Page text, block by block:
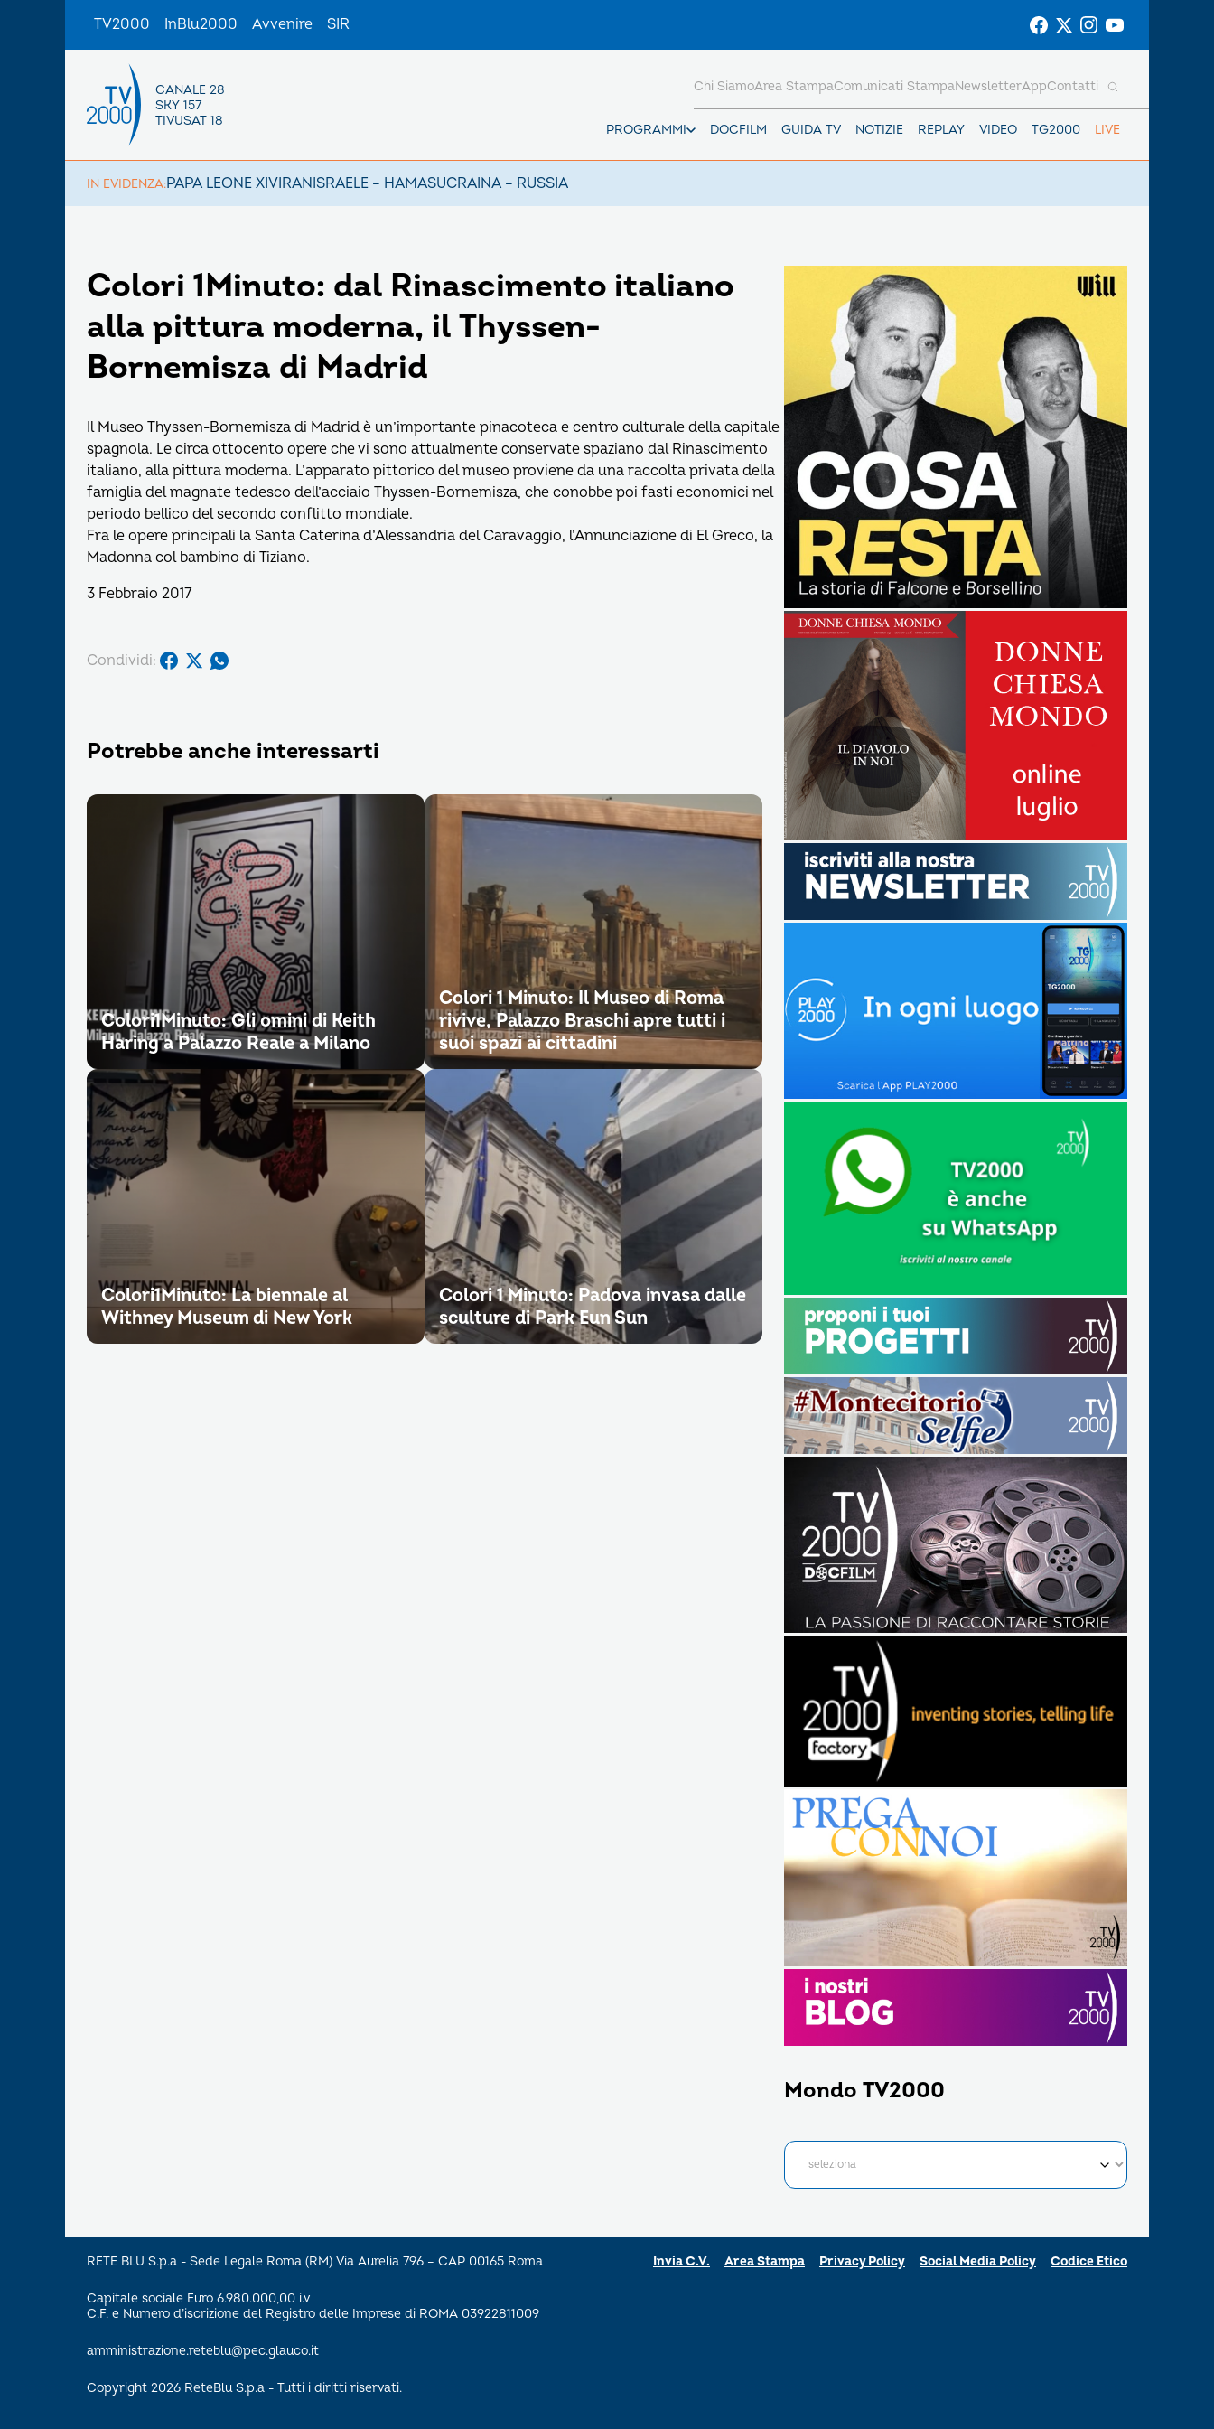
TV2000 InBlu2000 Avvenire SIR
CANALE 28
SKY 157
TIVUSAT 18
PROGRAMMI DOCFILM GUIDA TV NOTIZIE REPLAY VIDEO TG2000 LIVE
Chi SiamoArea StampaComunicati StampaNewsletterAppContatti
IN EVIDENZA:PAPA LEONE XIVIRANISRAELE – HAMASUCRAINA – RUSSIA
Colori 1Minuto: dal Rinascimento italiano
alla pittura moderna, il Thyssen-
Bornemisza di Madrid
Il Museo Thyssen-Bornemisza di Madrid è un’importante pinacoteca e centro culturale della capitale
spagnola. Le circa ottocento opere che vi sono attualmente conservate spaziano dal Rinascimento
italiano, alla pittura moderna. L’apparato pittorico del museo proviene da una raccolta privata della
famiglia del magnate tedesco dell’acciaio Thyssen-Bornemisza, che conobbe poi fasti economici nel
periodo bellico del secondo conflitto mondiale.
Fra le opere principali la Santa Caterina d’Alessandria del Caravaggio, l’Annunciazione di El Greco, la
Madonna col bambino di Tiziano.
3 Febbraio 2017
Condividi:
Potrebbe anche interessarti
Colori1Minuto: Gli omini di Keith
Haring a Palazzo Reale a Milano
Colori 1 Minuto: Il Museo di Roma
rivive, Palazzo Braschi apre tutti i
suoi spazi ai cittadini
Colori1Minuto: La biennale al
Withney Museum di New York
Colori 1 Minuto: Padova invasa dalle
sculture di Park Eun Sun
Mondo TV2000
RETE BLU S.p.a - Sede Legale Roma (RM) Via Aurelia 796 – CAP 00165 Roma
Capitale sociale Euro 6.980.000,00 i.v
C.F. e Numero d’iscrizione del Registro delle Imprese di ROMA 03922811009
amministrazione.reteblu@pec.glauco.it
Copyright 2026 ReteBlu S.p.a - Tutti i diritti riservati.
Invia C.V. Area Stampa Privacy Policy Social Media Policy Codice Etico